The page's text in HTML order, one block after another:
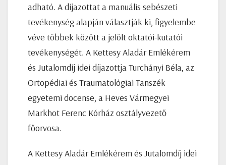
adható. A díjazottat a manuális sebészeti
tevékenység alapján választják ki, figyelembe
véve többek között a jelölt oktatói-kutatói
tevékenységét. A Kettesy Aladár Emlékérem
és Jutalomdíj idei díjazottja Turchányi Béla, az
Ortopédiai és Traumatológiai Tanszék
egyetemi docense, a Heves Vármegyei
Markhot Ferenc Kórház osztályvezető
főorvosa.
A Kettesy Aladár Emlékérem és Jutalomdíj idei